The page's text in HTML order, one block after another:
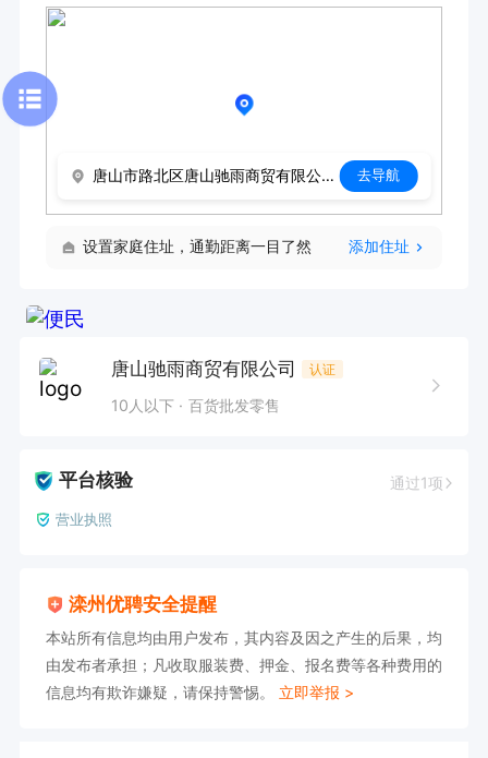
唐山市路北区唐山驰雨商贸有限公司 去导航
设置家庭住址，通勤距离一目了然 添加住址
唐山驰雨商贸有限公司 认证
10人以下 百货批发零售
平台核验 通过1项
营业执照
滦州优聘安全提醒
本站所有信息均由用户发布，其内容及因之产生的后果，均
由发布者承担；凡收取服装费、押金、报名费等各种费用的
信息均有欺诈嫌疑，请保持警惕。 立即举报 >